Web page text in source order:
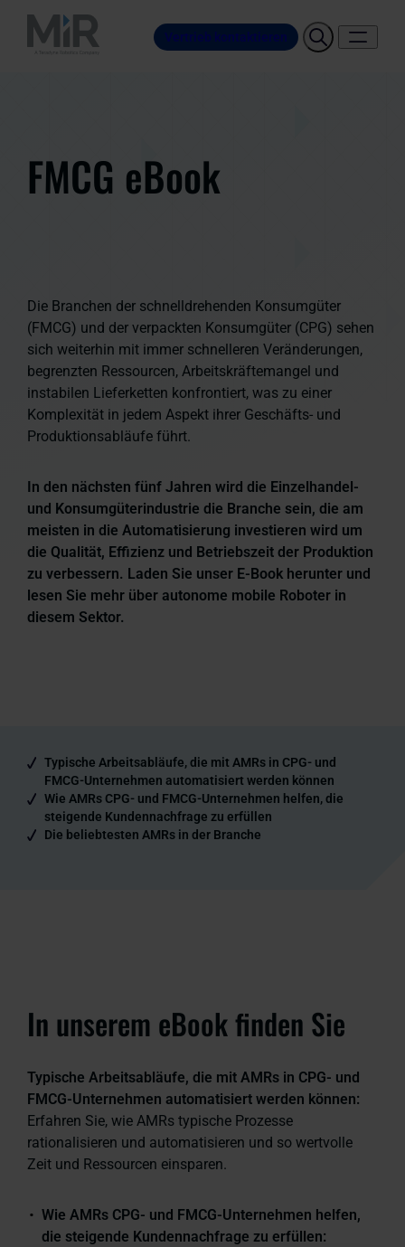
Vertrieb kontaktieren
FMCG eBook
Die Branchen der schnelldrehenden Konsumgüter
(FMCG) und der verpackten Konsumgüter (CPG) sehen
sich weiterhin mit immer schnelleren Veränderungen,
begrenzten Ressourcen, Arbeitskräftemangel und
instabilen Lieferketten konfrontiert, was zu einer
Komplexität in jedem Aspekt ihrer Geschäfts- und
Produktionsabläufe führt.
In den nächsten fünf Jahren wird die Einzelhandel-
und Konsumgüterindustrie die Branche sein, die am
meisten in die Automatisierung investieren wird um
die Qualität, Effizienz und Betriebszeit der Produktion
zu verbessern. Laden Sie unser E-Book herunter und
lesen Sie mehr über autonome mobile Roboter in
diesem Sektor.
Typische Arbeitsabläufe, die mit AMRs in CPG- und
FMCG-Unternehmen automatisiert werden können
Wie AMRs CPG- und FMCG-Unternehmen helfen, die
steigende Kundennachfrage zu erfüllen
Die beliebtesten AMRs in der Branche
In unserem eBook finden Sie
Typische Arbeitsabläufe, die mit AMRs in CPG- und
FMCG-Unternehmen automatisiert werden können:
Erfahren Sie, wie AMRs typische Prozesse
rationalisieren und automatisieren und so wertvolle
Zeit und Ressourcen einsparen.
Wie AMRs CPG- und FMCG-Unternehmen helfen,
die steigende Kundennachfrage zu erfüllen: